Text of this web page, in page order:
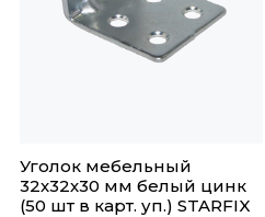
Уголок мебельный
32х32х30 мм белый цинк
(50 шт в карт. уп.) STARFIX